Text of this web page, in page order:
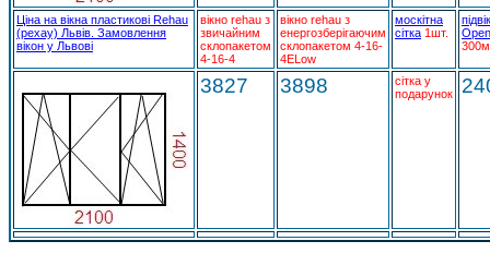
Ціна на вікна пластикові Rehau
(рехау) Львів. Замовлення
вікон у Львові
вікно rehau з
звичайним
склопакетом
4-16-4
вікно rehau з
енергозберігаючим
склопакетом 4-16-
4ELow
москітна
сітка 1шт.
3827 3898
сітка у
подарунок